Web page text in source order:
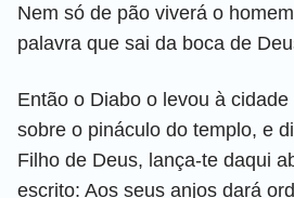
Nem só de pão viverá o
palavra que sai da boca de
Então o Diabo o levou à
sobre o pináculo do templo, e
Filho de Deus, lança-te daqui
escrito: Aos seus anjos dará